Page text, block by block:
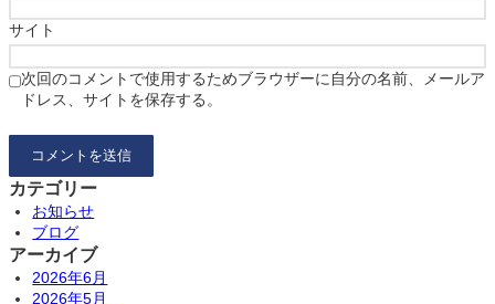
サイト
次回のコメントで使用するためブラウザーに自分の名前、メールア
ドレス、サイトを保存する。
カテゴリー
お知らせ
ブログ
アーカイブ
2026年6月
2026年5月